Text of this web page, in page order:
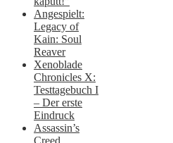
Angespielt:
Legacy of
Kain: Soul
Reaver
Xenoblade
Chronicles X:
Testtagebuch I
– Der erste
Eindruck
Assassin’s